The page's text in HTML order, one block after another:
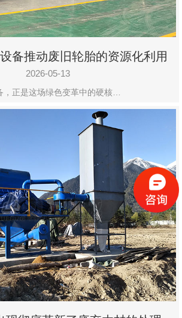
备推动废旧轮胎的资源化利用
2026-05-13
，正是这场绿色变革中的硬核…